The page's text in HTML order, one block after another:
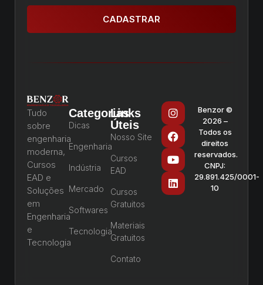
CADASTRAR
Tudo
sobre
engenharia
moderna,
Cursos
EAD e
Soluções
em
Engenharia
e
Tecnologia
Categorias
Dicas
Engenharia
Indústria
Mercado
Softwares
Tecnologia
Links
Úteis
Nosso Site
Cursos
EAD
Cursos
Gratuitos
Materiais
Gratuitos
Contato
Benzor ©
2026 –
Todos os
direitos
reservados.
CNPJ:
29.891.425/0001-
10